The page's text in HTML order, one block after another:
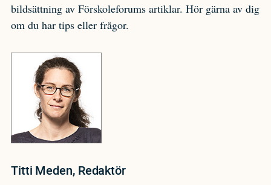
bildsättning av Förskoleforums artiklar. Hör gärna av dig
om du har tips eller frågor.
Titti Meden, Redaktör